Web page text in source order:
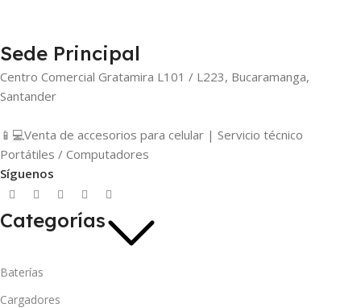
Sede Principal
Centro Comercial Gratamira L101 / L223, Bucaramanga,
Santander
📱💻Venta de accesorios para celular | Servicio técnico
Portátiles / Computadores
Síguenos
Categorías
Baterías
Cargadores